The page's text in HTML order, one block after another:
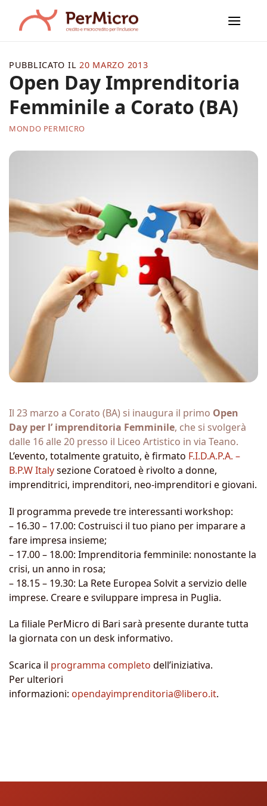
contenuti
MONDO PERMICRO
Open Day Imprenditoria
Femminile a Corato (BA)
PUBBLICATO IL20 MARZO 2013
Il 23 marzo a Corato (BA) si inaugura il primo Open
Day per l’ imprenditoria Femminile, che si svolgerà
dalle 16 alle 20 presso il Liceo Artistico in via Teano.
L’evento, totalmente gratuito, è firmato F.I.D.A.P.A. –
B.P.W Italysezione Coratoed è rivolto a donne,
imprenditrici, imprenditori, neo-imprenditori e giovani.
Il programma prevede tre interessanti workshop:
– 16.30 – 17.00: Costruisci il tuo piano per imparare a
fare impresa insieme;
– 17.00 – 18.00: Imprenditoria femminile: nonostante la
crisi, un anno in rosa;
– 18.15 – 19.30: La Rete Europea Solvit a servizio delle
imprese. Creare e sviluppare impresa in Puglia.
La filiale PerMicro di Bari sarà presente durante tutta
la giornata con un desk informativo.
Scarica il programma completo dell’iniziativa.
Per ulteriori
informazioni: opendayimprenditoria@libero.it.